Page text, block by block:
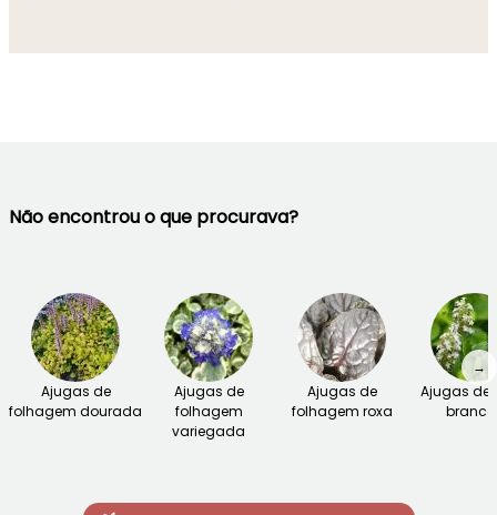
Não encontrou o que procurava?
Ajugas de
folhagem dourada
Ajugas de
folhagem
variegada
Ajugas de
folhagem roxa
Ajugas de
→